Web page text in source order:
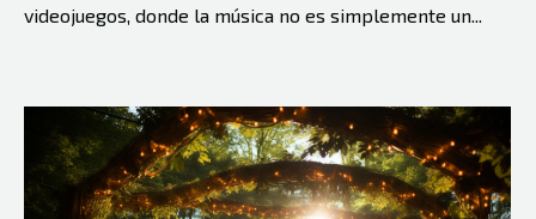
videojuegos, donde la música no es simplemente un...